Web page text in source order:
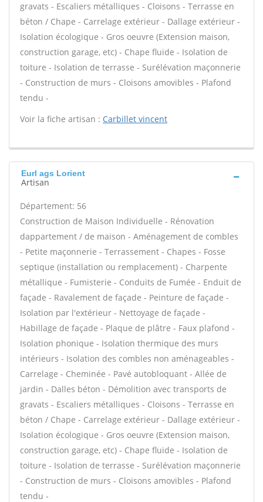
gravats - Escaliers métalliques - Cloisons - Terrasse en
béton / Chape - Carrelage extérieur - Dallage extérieur -
Isolation écologique - Gros oeuvre (Extension maison,
construction garage, etc) - Chape fluide - Isolation de
toiture - Isolation de terrasse - Surélévation maçonnerie
- Construction de murs - Cloisons amovibles - Plafond
tendu -
Voir la fiche artisan : Carbillet vincent
Eurl ags Lorient
Artisan
Département: 56
Construction de Maison Individuelle - Rénovation
dappartement / de maison - Aménagement de combles
- Petite maçonnerie - Terrassement - Chapes - Fosse
septique (installation ou remplacement) - Charpente
métallique - Fumisterie - Conduits de Fumée - Enduit de
façade - Ravalement de façade - Peinture de façade -
Isolation par l'extérieur - Nettoyage de façade -
Habillage de façade - Plaque de plâtre - Faux plafond -
Isolation phonique - Isolation thermique des murs
intérieurs - Isolation des combles non aménageables -
Carrelage - Cheminée - Pavé autobloquant - Allée de
jardin - Dalles béton - Démolition avec transports de
gravats - Escaliers métalliques - Cloisons - Terrasse en
béton / Chape - Carrelage extérieur - Dallage extérieur -
Isolation écologique - Gros oeuvre (Extension maison,
construction garage, etc) - Chape fluide - Isolation de
toiture - Isolation de terrasse - Surélévation maçonnerie
- Construction de murs - Cloisons amovibles - Plafond
tendu -